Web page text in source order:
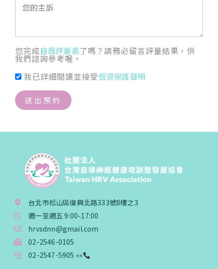
您完成自我評量表了嗎？請務必留言評量結果，供
我們諮詢參考喔。
我已詳細閱讀並接受個資保護聲明
送出預約
台北市松山區復興北路333號8樓之3
週一至週五 9:00-17:00
hrvsdnn@gmail.com
02-2546-0105
02-2547-5905 ««